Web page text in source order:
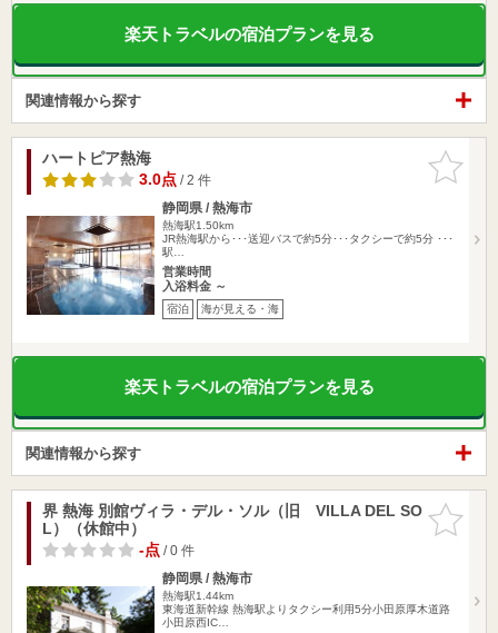
楽天トラベルの宿泊プランを見る
関連情報から探す
お気に入
りに追加
ハートピア熱海
3.0点/ 2 件
静岡県 / 熱海市
熱海駅1.50km
JR熱海駅から･･･送迎バスで約5分･･･タクシーで約5分 ･･･
駅…
営業時間
入浴料金 ～
宿泊 海が見える・海
楽天トラベルの宿泊プランを見る
関連情報から探す
お気に入
りに追加
界 熱海 別館ヴィラ・デル・ソル（旧 VILLA DEL SO
L）（休館中）
-点/ 0 件
静岡県 / 熱海市
熱海駅1.44km
東海道新幹線 熱海駅よりタクシー利用5分小田原厚木道路
小田原西IC…